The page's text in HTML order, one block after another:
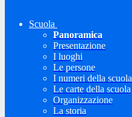
Scuola
Panoramica
Presentazione
I luoghi
Le persone
I numeri della scuola
Le carte della scuola
Organizzazione
La storia